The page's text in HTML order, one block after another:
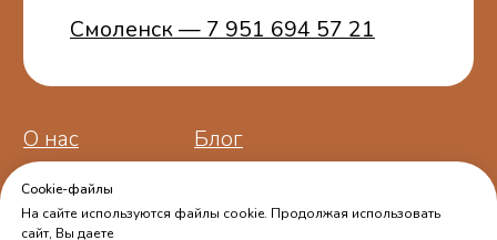
Cookie-файлы
На сайте используются файлы cookie. Продолжая использовать
сайт, Вы даете